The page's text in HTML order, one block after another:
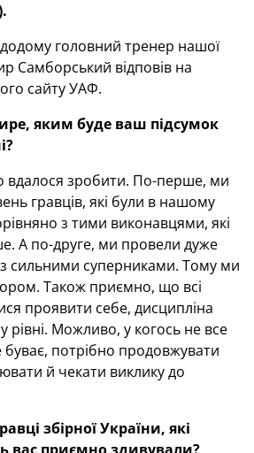
головний тренер нашої
Самборський відповів на
сайту УАФ.
яким буде ваш підсумок
вдалося зробити. По-перше, ми
гравців, які були в нашому
з тими виконавцями, які
А по-друге, ми провели дуже
сильними суперниками. Тому ми
Також приємно, що всі
проявити себе, дисципліна
Можливо, у когось не все
буває, потрібно продовжувати
й чекати виклику до
збірної України, які